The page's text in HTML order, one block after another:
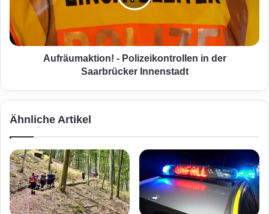
d
a
l
l
d
e
t
i
n
m
a
k
-
l
i
z
e
i
Aufräumaktion! - Polizeikontrollen in der
Saarbrücker Innenstadt
Ähnliche Artikel